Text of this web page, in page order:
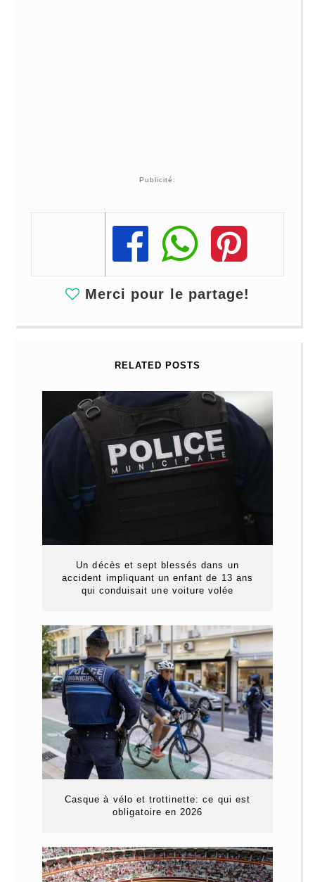
Publicité:
Share
Share
Share
Merci pour le partage!
RELATED POSTS
Un décès et sept blessés dans un
accident impliquant un enfant de 13 ans
qui conduisait une voiture volée
Casque à vélo et trottinette: ce qui est
obligatoire en 2026